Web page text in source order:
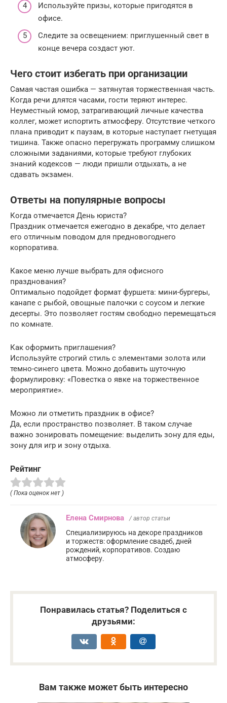
Используйте призы, которые пригодятся в
офисе.
Следите за освещением: приглушенный свет в
конце вечера создаст уют.
Чего стоит избегать при организации
Самая частая ошибка — затянутая торжественная часть.
Когда речи длятся часами, гости теряют интерес.
Неуместный юмор, затрагивающий личные качества
коллег, может испортить атмосферу. Отсутствие четкого
плана приводит к паузам, в которые наступает гнетущая
тишина. Также опасно перегружать программу слишком
сложными заданиями, которые требуют глубоких
знаний кодексов — люди пришли отдыхать, а не
сдавать экзамен.
Ответы на популярные вопросы
Когда отмечается День юриста?
Праздник отмечается ежегодно в декабре, что делает
его отличным поводом для предновогоднего
корпоратива.
Какое меню лучше выбрать для офисного
празднования?
Оптимально подойдет формат фуршета: мини-бургеры,
канапе с рыбой, овощные палочки с соусом и легкие
десерты. Это позволяет гостям свободно перемещаться
по комнате.
Как оформить приглашения?
Используйте строгий стиль с элементами золота или
темно-синего цвета. Можно добавить шуточную
формулировку: «Повестка о явке на торжественное
мероприятие».
Можно ли отметить праздник в офисе?
Да, если пространство позволяет. В таком случае
важно зонировать помещение: выделить зону для еды,
зону для игр и зону отдыха.
Рейтинг
( Пока оценок нет )
Елена Смирнова / автор статьи
Специализируюсь на декоре праздников
и торжеств: оформление свадеб, дней
рождений, корпоративов. Создаю
атмосферу.
Понравилась статья? Поделиться с
друзьями:
Вам также может быть интересно